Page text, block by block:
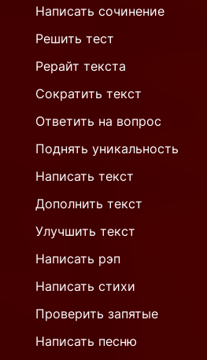
Написать сочинение
Решить тест
Рерайт текста
Сократить текст
Ответить на вопрос
Поднять уникальность
Написать текст
Дополнить текст
Улучшить текст
Написать рэп
Написать стихи
Проверить запятые
Написать песню